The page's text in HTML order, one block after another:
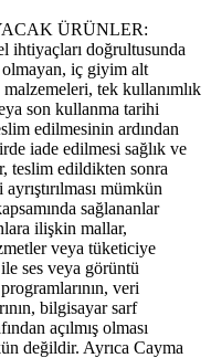
ÜRÜNLER:
ihtiyaçları doğrultusunda
olmayan, iç giyim alt
tek kullanımlık
son kullanma tarihi
edilmesinin ardından
iade edilmesi sağlık ve
teslim edildikten sonra
mümkün
sağlananlar
ilişkin mallar,
veya tüketiciye
ses veya görüntü
veri
bilgisayar sarf
açılmış olması
değildir. Ayrıca Cayma